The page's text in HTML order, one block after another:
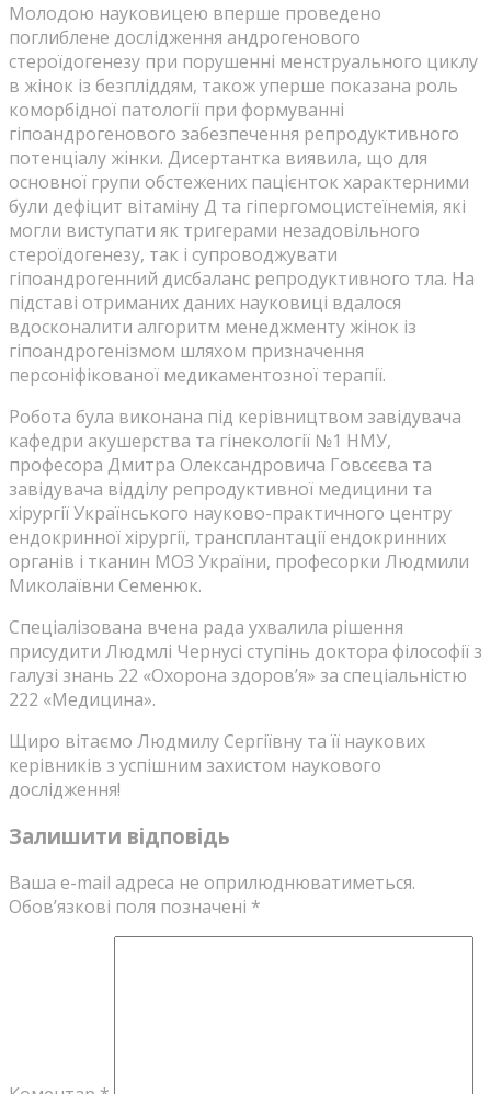
Молодою науковицею вперше проведено
поглиблене дослідження андрогенового
стероїдогенезу при порушенні менструального циклу
в жінок із безпліддям, також уперше показана роль
коморбідної патології при формуванні
гіпоандрогенового забезпечення репродуктивного
потенціалу жінки. Дисертантка виявила, що для
основної групи обстежених пацієнток характерними
були дефіцит вітаміну Д та гіпергомоцистеїнемія, які
могли виступати як тригерами незадовільного
стероїдогенезу, так і супроводжувати
гіпоандрогенний дисбаланс репродуктивного тла. На
підставі отриманих даних науковиці вдалося
вдосконалити алгоритм менеджменту жінок із
гіпоандрогенізмом шляхом призначення
персоніфікованої медикаментозної терапії.
Робота була виконана під керівництвом завідувача
кафедри акушерства та гінекології №1 НМУ,
професора Дмитра Олександровича Говсєєва та
завідувача відділу репродуктивної медицини та
хірургії Українського науково-практичного центру
ендокринної хірургії, трансплантації ендокринних
органів і тканин МОЗ України, професорки Людмили
Миколаївни Семенюк.
Спеціалізована вчена рада ухвалила рішення
присудити Людмлі Чернусі ступінь доктора філософії з
галузі знань 22 «Охорона здоровʼя» за спеціальністю
222 «Медицина».
Щиро вітаємо Людмилу Сергіївну та її наукових
керівників з успішним захистом наукового
дослідження!
Залишити відповідь
Ваша e-mail адреса не оприлюднюватиметься.
Обов’язкові поля позначені *